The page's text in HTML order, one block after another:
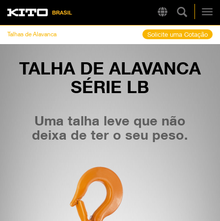
RegionKito
Pesquisa
LINKS RÁPIDOS
Talhas de Alavanca Solicite uma Cotação
TALHA DE ALAVANCA
SÉRIE LB
Uma talha leve que não
deixa de ter o seu peso.